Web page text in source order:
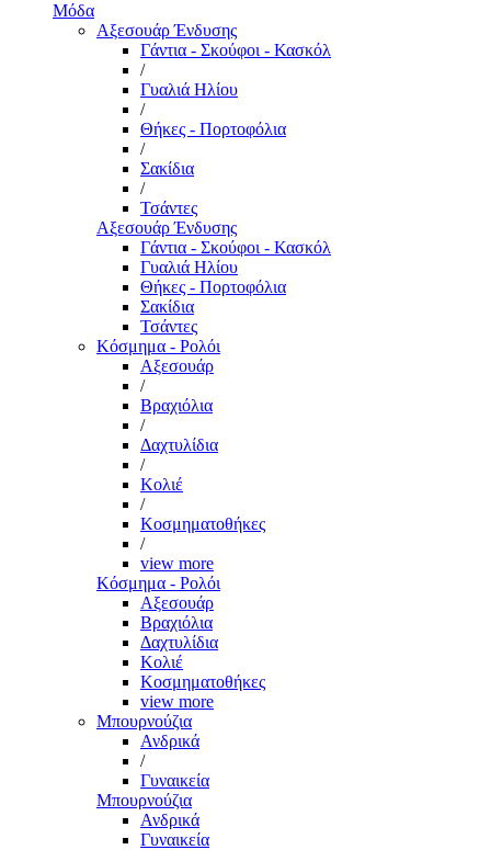
Μόδα
Αξεσουάρ Ένδυσης
Γάντια - Σκούφοι - Κασκόλ
/
Γυαλιά Ηλίου
/
Θήκες - Πορτοφόλια
/
Σακίδια
/
Τσάντες
Αξεσουάρ Ένδυσης
Γάντια - Σκούφοι - Κασκόλ
Γυαλιά Ηλίου
Θήκες - Πορτοφόλια
Σακίδια
Τσάντες
Κόσμημα - Ρολόι
Αξεσουάρ
/
Βραχιόλια
/
Δαχτυλίδια
/
Κολιέ
/
Κοσμηματοθήκες
/
view more
Κόσμημα - Ρολόι
Αξεσουάρ
Βραχιόλια
Δαχτυλίδια
Κολιέ
Κοσμηματοθήκες
view more
Μπουρνούζια
Ανδρικά
/
Γυναικεία
Μπουρνούζια
Ανδρικά
Γυναικεία